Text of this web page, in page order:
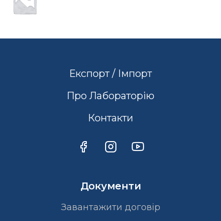
Експорт / Імпорт
Про Лабораторію
Контакти
Документи
Завантажити договір